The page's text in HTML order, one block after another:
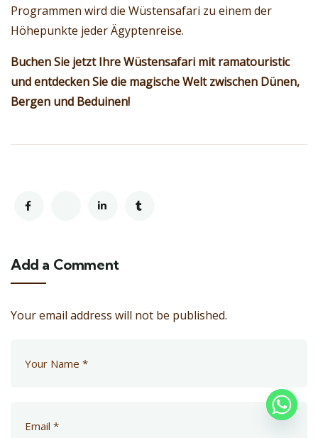
Programmen wird die Wüstensafari zu einem der
Höhepunkte jeder Ägyptenreise.
Buchen Sie jetzt Ihre Wüstensafari mit ramatouristic
und entdecken Sie die magische Welt zwischen Dünen,
Bergen und Beduinen!
Add a Comment
Your email address will not be published.